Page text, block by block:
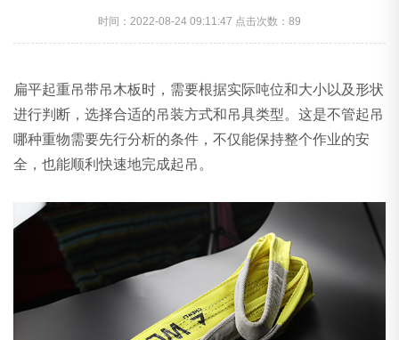
时间：2022-08-24 09:11:47 点击次数：89
扁平起重吊带吊木板时，需要根据实际吨位和大小以及形状
进行判断，选择合适的吊装方式和吊具类型。这是不管起吊
哪种重物需要先行分析的条件，不仅能保持整个作业的安
全，也能顺利快速地完成起吊。